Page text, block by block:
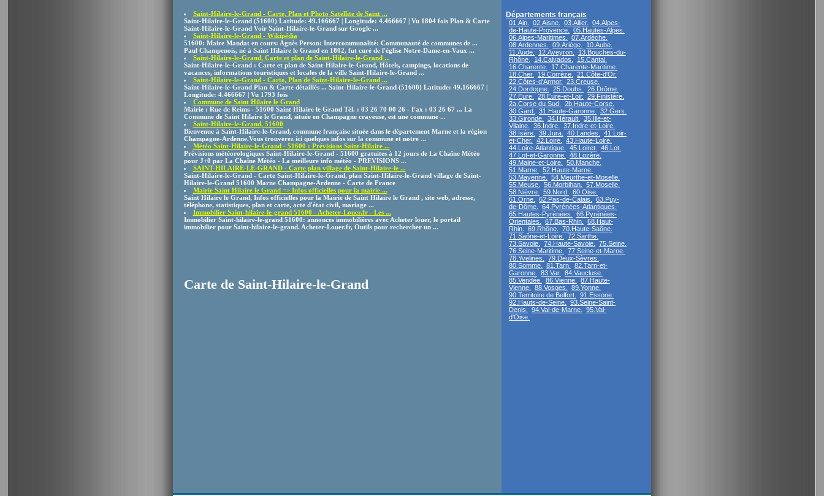
Saint-Hilaire-le-Grand - Carte, Plan et Photo Satellite de Saint ...
Saint-Hilaire-le-Grand (51600) Latitude: 49.166667 | Longitude: 4.466667 | Vu 1804 fois Plan & Carte
Saint-Hilaire-le-Grand Voir Saint-Hilaire-le-Grand sur Google ...
Saint-Hilaire-le-Grand - Wikipédia
51600: Maire Mandat en cours: Agnès Person: Intercommunalité: Communauté de communes de ...
Paul Champenois, né à Saint Hilaire le Grand en 1802, fut curé de l'église Notre-Dame-en-Vaux ...
Saint-Hilaire-le-Grand, Carte et plan de Saint-Hilaire-le-Grand ...
Saint-Hilaire-le-Grand : Carte et plan de Saint-Hilaire-le-Grand, Hôtels, campings, locations de
vacances, informations touristiques et locales de la ville Saint-Hilaire-le-Grand ...
Saint-Hilaire-le-Grand - Carte, Plan de Saint-Hilaire-le-Grand ...
Saint-Hilaire-le-Grand Plan & Carte détaillés ... Saint-Hilaire-le-Grand (51600) Latitude: 49.166667 |
Longitude: 4.466667 | Vu 1793 fois
Commune de Saint Hilaire le Grand
Mairie : Rue de Reims - 51600 Saint Hilaire le Grand Tél. : 03 26 70 00 26 - Fax : 03 26 67 ... La
Commune de Saint Hilaire le Grand, située en Champagne crayeuse, est une commune ...
Saint-Hilaire-le-Grand, 51600
Bienvenue à Saint-Hilaire-le-Grand, commune française située dans le département Marne et la région
Champagne-Ardenne.Vous trouverez ici quelques infos sur la commune et notre ...
Météo Saint-Hilaire-le-Grand - 51600 : Prévisions Saint-Hilaire ...
Prévisions météorologiques Saint-Hilaire-le-Grand - 51600 gratuites à 12 jours de La Chaîne Météo
pour J+0 par La Chaîne Météo - La meilleure info météo - PREVISIONS ...
SAINT-HILAIRE-LE-GRAND - Carte plan village de Saint-Hilaire-le ...
Saint-Hilaire-le-Grand - Carte Saint-Hilaire-le-Grand, plan Saint-Hilaire-le-Grand village de Saint-
Hilaire-le-Grand 51600 Marne Champagne-Ardenne - Carte de France
Mairie Saint Hilaire le Grand => Infos officielles pour la mairie ...
Saint Hilaire le Grand, Infos officielles pour la Mairie de Saint Hilaire le Grand , site web, adresse,
téléphone, statistiques, plan et carte, acte d'état civil, mariage ...
Immobilier Saint-hilaire-le-grand 51600 - Acheter-Louer.fr - Les ...
Immobilier Saint-hilaire-le-grand 51600: annonces immobilières avec Acheter louer, le portail
immobilier pour Saint-hilaire-le-grand. Acheter-Louer.fr, Outils pour rechercher un ...
Carte de Saint-Hilaire-le-Grand
Départements français
01.Ain. 02.Aisne. 03.Allier.
04.Alpes-
de-Haute-Provence.
05.Hautes-Alpes.
06.Alpes-Maritimes.
07.Ardèche.
08.Ardennes.
09.Ariège.
10.Aube.
11.Aude.
12.Aveyron.
13.Bouches-du-
Rhône.
14.Calvados.
15.Cantal.
16.Charente.
17.Charente-Maritime.
18.Cher.
19.Corrèze.
21.Côte-d'Or.
22.Côtes-d'Armor.
23.Creuse.
24.Dordogne.
25.Doubs.
26.Drôme.
27.Eure.
28.Eure-et-Loir.
29.Finistère.
2a.Corse du Sud.
2b.Haute-Corse.
30.Gard.
31.Haute-Garonne.
32.Gers.
33.Gironde.
34.Hérault.
35.Ille-et-
Vilaine.
36.Indre.
37.Indre-et-Loire.
38.Isère.
39.Jura. 40.Landes.
41.Loir-
et-Cher.
42.Loire.
43.Haute-Loire.
44.Loire-Atlantique.
45.Loiret.
46.Lot.
47.Lot-et-Garonne.
48.Lozère.
49.Maine-et-Loire.
50.Manche.
51.Marne.
52.Haute-Marne.
53.Mayenne.
54.Meurthe-et-Moselle.
55.Meuse.
56.Morbihan.
57.Moselle.
58.Nièvre.
59.Nord.
60.Oise.
61.Orne.
62.Pas-de-Calais.
63.Puy-
de-Dôme.
64.Pyrénées-Atlantiques.
65.Hautes-Pyrénées.
66.Pyrénées-
Orientales.
67.Bas-Rhin.
68.Haut-
Rhin.
69.Rhône.
70.Haute-Saône.
71.Saône-et-Loire.
72.Sarthe.
73.Savoie.
74.Haute-Savoie.
75.Seine.
76.Seine-Maritime.
77.Seine-et-Marne.
78.Yvelines.
79.Deux-Sèvres.
80.Somme.
81.Tarn.
82.Tarn-et-
Garonne.
83.Var.
84.Vaucluse.
85.Vendée.
86.Vienne.
87.Haute-
Vienne.
88.Vosges.
89.Yonne.
90.Territoire de Belfort.
91.Essone.
92.Hauts-de-Seine.
93.Seine-Saint-
Denis.
94.Val-de-Marne.
95.Val-
d'Oise.